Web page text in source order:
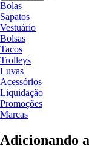
Bolas
Sapatos
Vestuário
Bolsas
Tacos
Trolleys
Luvas
Acessórios
Liquidação
Promoções
Marcas
Adicionando